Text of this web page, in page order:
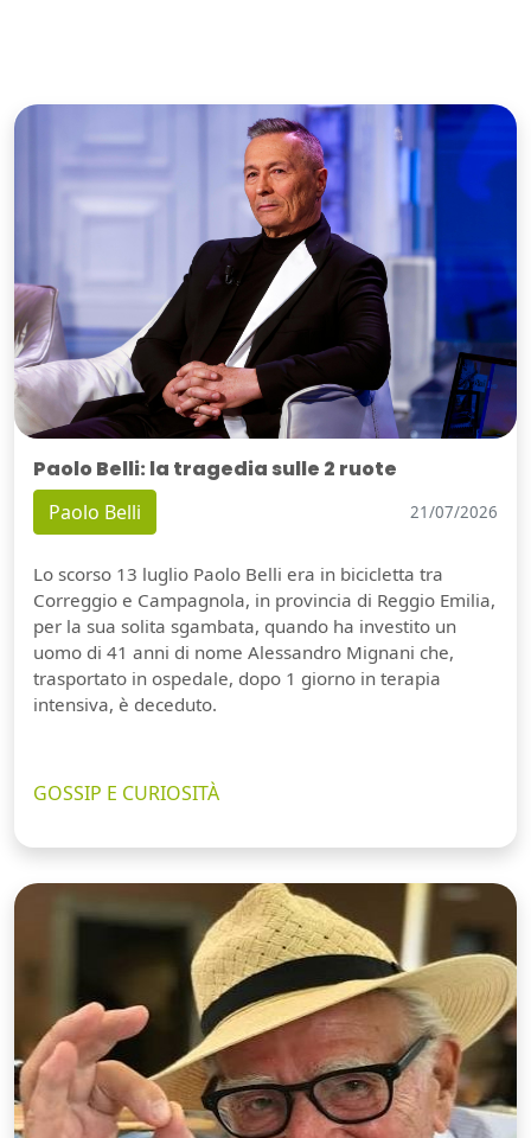
Paolo Belli: la tragedia sulle 2 ruote
Paolo Belli 21/07/2026
Lo scorso 13 luglio Paolo Belli era in bicicletta tra
Correggio e Campagnola, in provincia di Reggio Emilia,
per la sua solita sgambata, quando ha investito un
uomo di 41 anni di nome Alessandro Mignani che,
trasportato in ospedale, dopo 1 giorno in terapia
intensiva, è deceduto.
GOSSIP E CURIOSITÀ